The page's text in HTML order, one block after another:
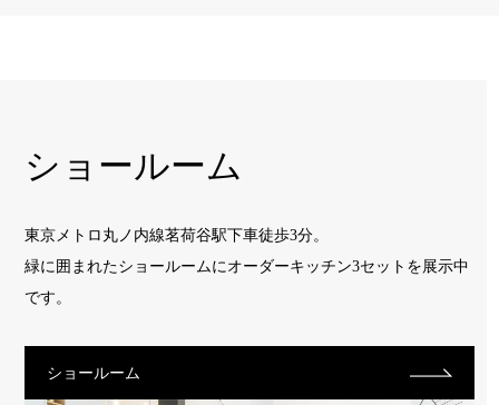
ショールーム
東京メトロ丸ノ内線茗荷谷駅下車徒歩3分。
緑に囲まれたショールームにオーダーキッチン3セットを展示中
です。
ショールーム